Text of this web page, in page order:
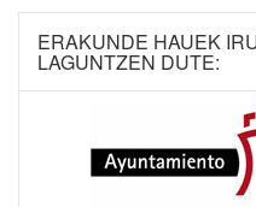
ERAKUNDE HAUEK
LAGUNTZEN DUTE: